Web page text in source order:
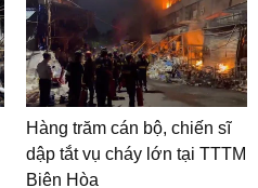
Hàng trăm cán bộ, chiến sĩ
dập tắt vụ cháy lớn tại TTTM
Biên Hòa